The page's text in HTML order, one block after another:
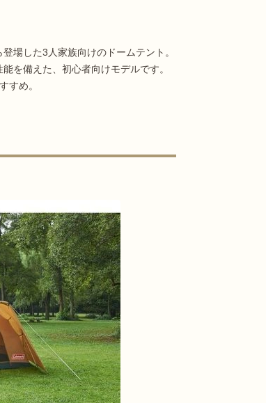
場した3人家族向けのドームテント。
を備えた、初心者向けモデルです。
すめ。